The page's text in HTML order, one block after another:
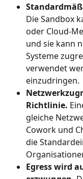
Die Sandbox
oder Cloud-
und sie kann
Systeme
verwendet
einzudringen.
Richtlinie.
gleiche
Cowork und
die
Egress wird